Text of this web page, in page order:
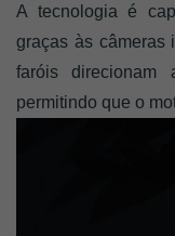
A tecnologia é
graças às câmeras
faróis
permitindo que o